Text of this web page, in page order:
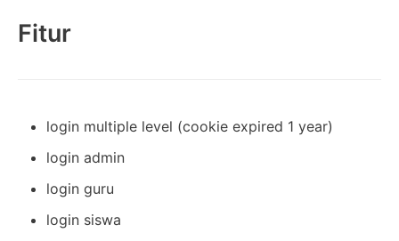
Fitur
login multiple level (cookie expired 1 year)
login admin
login guru
login siswa